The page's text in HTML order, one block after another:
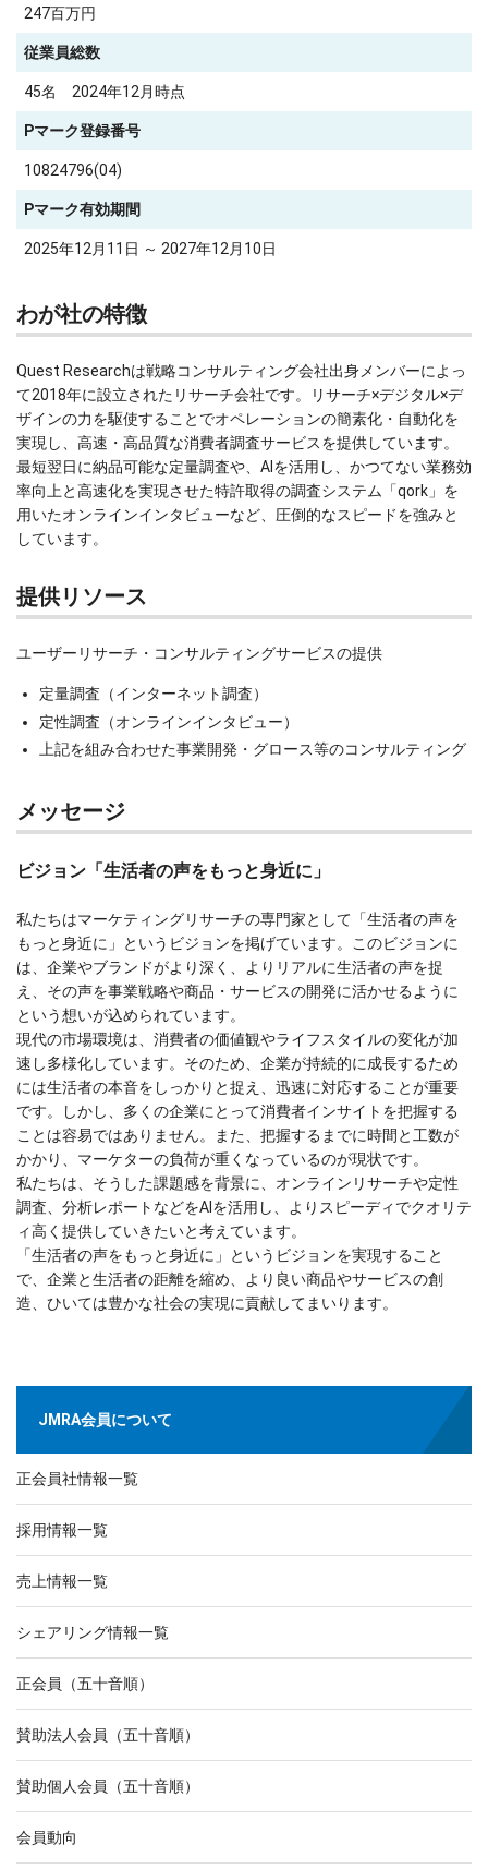
247百万円
従業員総数
45名 2024年12月時点
Pマーク登録番号
10824796(04)
Pマーク有効期間
2025年12月11日 ～ 2027年12月10日
わが社の特徴
Quest Researchは戦略コンサルティング会社出身メンバーによっ
て2018年に設立されたリサーチ会社です。リサーチ×デジタル×デ
ザインの力を駆使することでオペレーションの簡素化・自動化を
実現し、高速・高品質な消費者調査サービスを提供しています。
最短翌日に納品可能な定量調査や、AIを活用し、かつてない業務効
率向上と高速化を実現させた特許取得の調査システム「qork」を
用いたオンラインインタビューなど、圧倒的なスピードを強みと
しています。
提供リソース
ユーザーリサーチ・コンサルティングサービスの提供
定量調査（インターネット調査）
定性調査（オンラインインタビュー）
上記を組み合わせた事業開発・グロース等のコンサルティング
メッセージ
ビジョン「生活者の声をもっと身近に」
私たちはマーケティングリサーチの専門家として「生活者の声を
もっと身近に」というビジョンを掲げています。このビジョンに
は、企業やブランドがより深く、よりリアルに生活者の声を捉
え、その声を事業戦略や商品・サービスの開発に活かせるように
という想いが込められています。
現代の市場環境は、消費者の価値観やライフスタイルの変化が加
速し多様化しています。そのため、企業が持続的に成長するため
には生活者の本音をしっかりと捉え、迅速に対応することが重要
です。しかし、多くの企業にとって消費者インサイトを把握する
ことは容易ではありません。また、把握するまでに時間と工数が
かかり、マーケターの負荷が重くなっているのが現状です。
私たちは、そうした課題感を背景に、オンラインリサーチや定性
調査、分析レポートなどをAIを活用し、よりスピーディでクオリテ
ィ高く提供していきたいと考えています。
「生活者の声をもっと身近に」というビジョンを実現すること
で、企業と生活者の距離を縮め、より良い商品やサービスの創
造、ひいては豊かな社会の実現に貢献してまいります。
JMRA会員について
正会員社情報一覧
採用情報一覧
売上情報一覧
シェアリング情報一覧
正会員（五十音順）
賛助法人会員（五十音順）
賛助個人会員（五十音順）
会員動向